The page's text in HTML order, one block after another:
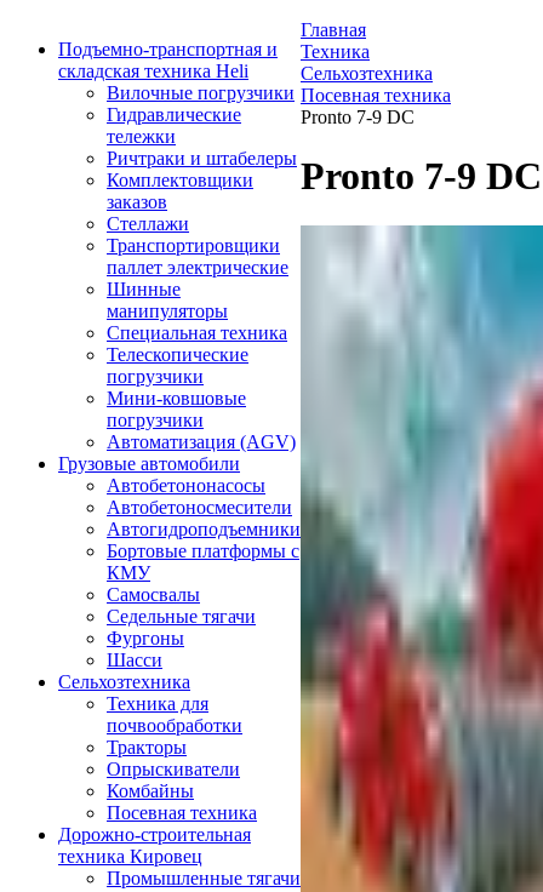
Подъемно-транспортная и
складская техника Heli
Вилочные погрузчики
Гидравлические
тележки
Ричтраки и штабелеры
Комплектовщики
заказов
Стеллажи
Транспортировщики
паллет электрические
Шинные
манипуляторы
Специальная техника
Телескопические
погрузчики
Мини-ковшовые
погрузчики
Автоматизация (AGV)
Грузовые автомобили
Автобетононасосы
Автобетоносмесители
Автогидроподъемники
Бортовые платформы с
КМУ
Самосвалы
Седельные тягачи
Фургоны
Шасси
Сельхозтехника
Техника для
почвообработки
Тракторы
Опрыскиватели
Комбайны
Посевная техника
Дорожно-строительная
техника Кировец
Промышленные тягачи
Главная
Техника
Сельхозтехника
Посевная техника
Pronto 7-9 DC
Pronto 7-9 DC